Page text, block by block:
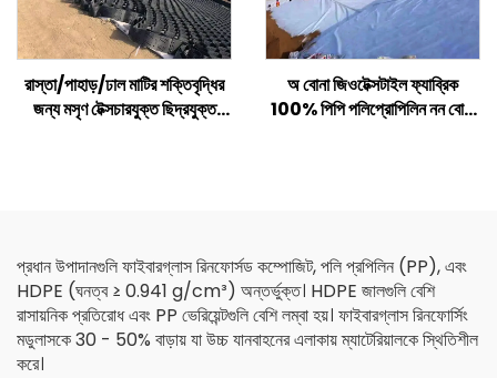
রাস্তা/পাহাড়/ঢাল মাটির শক্তিবৃদ্ধির
জন্য মসৃণ টেক্সচারযুক্ত ছিদ্রযুক্ত
অ বোনা জিওটেক্সটাইল ফ্যাব্রিক
100% পিপি পলিপ্রোপিলিন নন বোনা
প্রধান উপাদানগুলি ফাইবারগ্লাস রিনফোর্সড কম্পোজিট, পলি প্রপিলিন (PP), এবং
HDPE (ঘনত্ব ≥ 0.941 g/cm³) অন্তর্ভুক্ত। HDPE জালগুলি বেশি
রাসায়নিক প্রতিরোধ এবং PP ভেরিয়েন্টগুলি বেশি লম্বা হয়। ফাইবারগ্লাস রিনফোর্সিং
মডুলাসকে 30 - 50% বাড়ায় যা উচ্চ যানবাহনের এলাকায় ম্যাটেরিয়ালকে স্থিতিশীল
করে।